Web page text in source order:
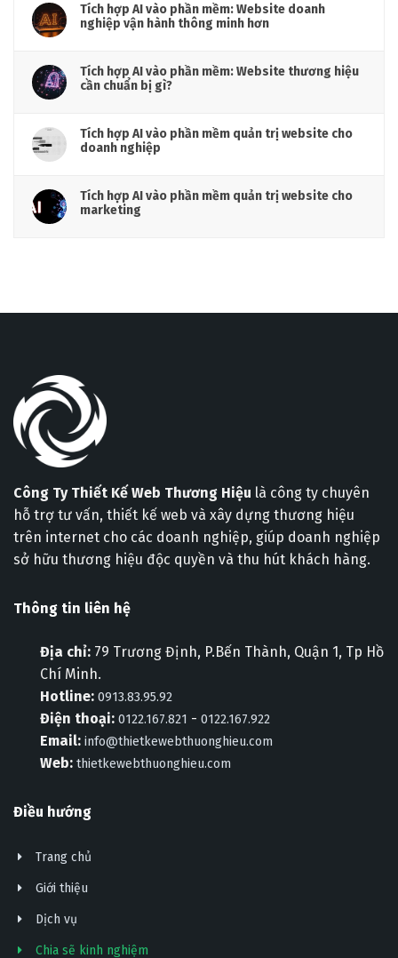
Tích hợp AI vào phần mềm: Website doanh
nghiệp vận hành thông minh hơn
Tích hợp AI vào phần mềm: Website thương hiệu
cần chuẩn bị gì?
Tích hợp AI vào phần mềm quản trị website cho
doanh nghiệp
Tích hợp AI vào phần mềm quản trị website cho
marketing
Công Ty Thiết Kế Web Thương Hiệu là công ty chuyên
hỗ trợ tư vấn, thiết kế web và xây dựng thương hiệu
trên internet cho các doanh nghiệp, giúp doanh nghiệp
sở hữu thương hiệu độc quyền và thu hút khách hàng.
Thông tin liên hệ
Địa chỉ: 79 Trương Định, P.Bến Thành, Quận 1, Tp Hồ
Chí Minh.
Hotline: 0913.83.95.92
Điện thoại: 0122.167.821 - 0122.167.922
Email: info@thietkewebthuonghieu.com
Web: thietkewebthuonghieu.com
Điều hướng
Trang chủ
Giới thiệu
Dịch vụ
Chia sẽ kinh nghiệm